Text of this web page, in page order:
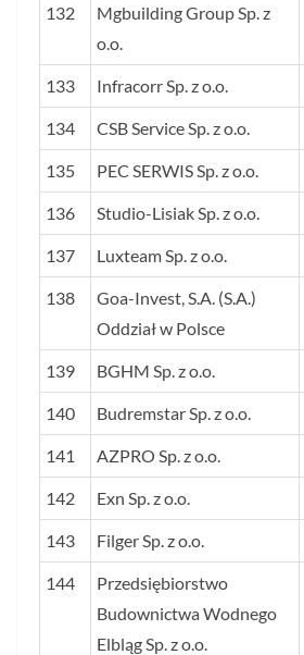
132
Mgbuilding Group Sp. z
o.o.
133 Infracorr Sp. z o.o.
134 CSB Service Sp. z o.o.
135 PEC SERWIS Sp. z o.o.
136 Studio-Lisiak Sp. z o.o.
137 Luxteam Sp. z o.o.
138
Goa-Invest, S.A. (S.A.)
Oddział w Polsce
139 BGHM Sp. z o.o.
140 Budremstar Sp. z o.o.
141 AZPRO Sp. z o.o.
142 Exn Sp. z o.o.
143 Filger Sp. z o.o.
144
Przedsiębiorstwo
Budownictwa Wodnego
Elbląg Sp. z o.o.